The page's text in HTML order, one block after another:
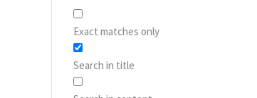
Exact matches only
Search in title